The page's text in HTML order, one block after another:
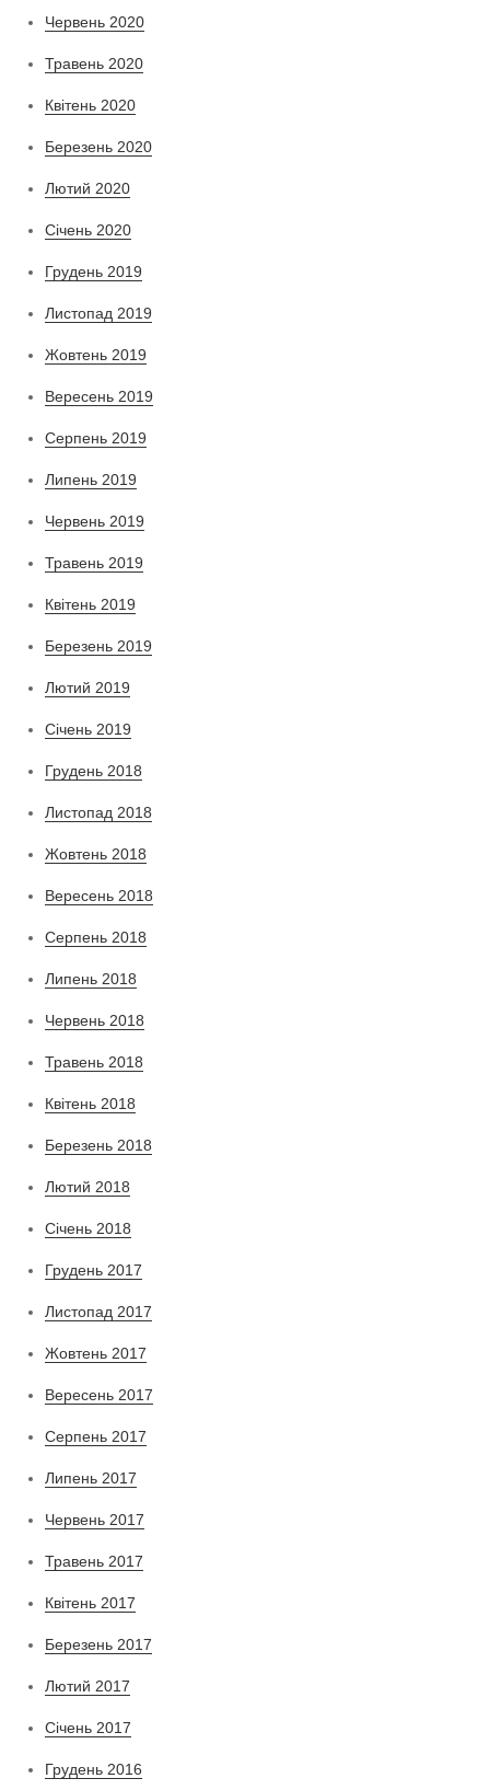
Червень 2020
Травень 2020
Квітень 2020
Березень 2020
Лютий 2020
Січень 2020
Грудень 2019
Листопад 2019
Жовтень 2019
Вересень 2019
Серпень 2019
Липень 2019
Червень 2019
Травень 2019
Квітень 2019
Березень 2019
Лютий 2019
Січень 2019
Грудень 2018
Листопад 2018
Жовтень 2018
Вересень 2018
Серпень 2018
Липень 2018
Червень 2018
Травень 2018
Квітень 2018
Березень 2018
Лютий 2018
Січень 2018
Грудень 2017
Листопад 2017
Жовтень 2017
Вересень 2017
Серпень 2017
Липень 2017
Червень 2017
Травень 2017
Квітень 2017
Березень 2017
Лютий 2017
Січень 2017
Грудень 2016